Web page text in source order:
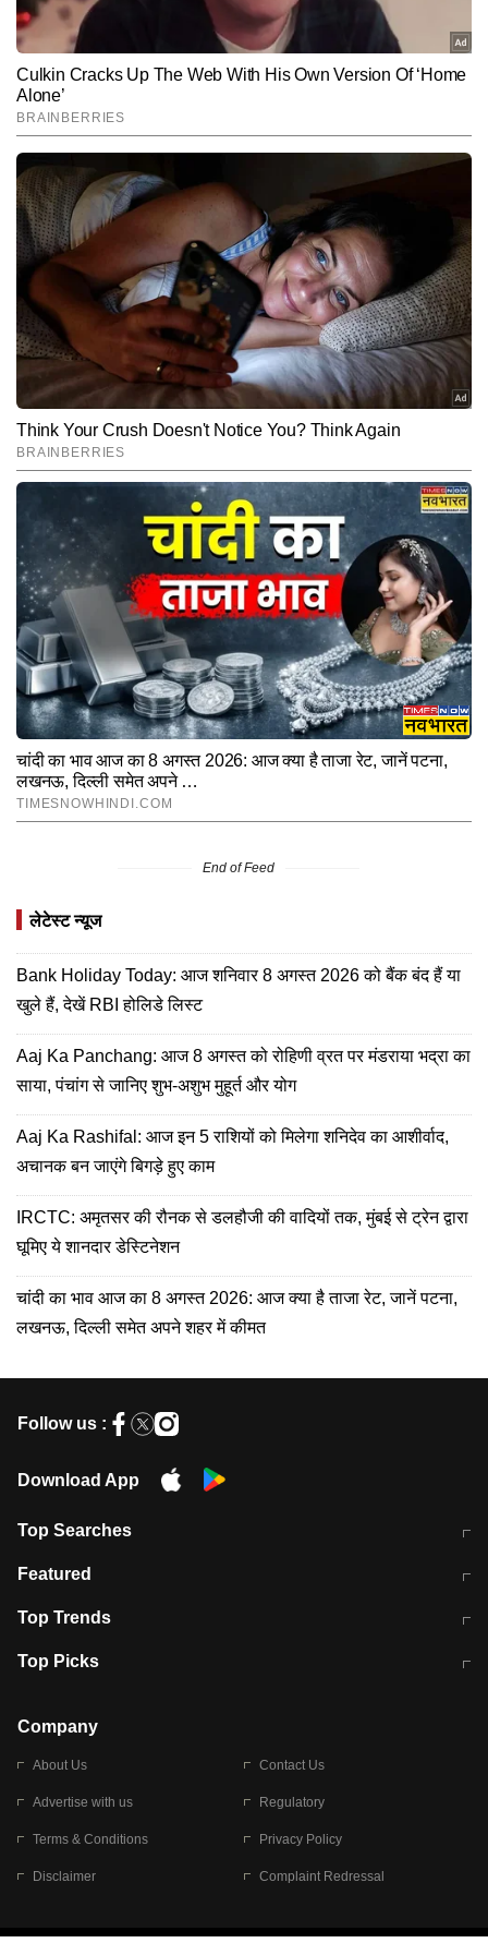
End of Feed
लेटेस्ट न्यूज
Bank Holiday Today: आज शनिवार 8 अगस्त 2026 को बैंक बंद हैं या
खुले हैं, देखें RBI होलिडे लिस्ट
Aaj Ka Panchang: आज 8 अगस्त को रोहिणी व्रत पर मंडराया भद्रा का
साया, पंचांग से जानिए शुभ-अशुभ मुहूर्त और योग
Aaj Ka Rashifal: आज इन 5 राशियों को मिलेगा शनिदेव का आशीर्वाद,
अचानक बन जाएंगे बिगड़े हुए काम
IRCTC: अमृतसर की रौनक से डलहौजी की वादियों तक, मुंबई से ट्रेन द्वारा
घूमिए ये शानदार डेस्टिनेशन
चांदी का भाव आज का 8 अगस्त 2026: आज क्या है ताजा रेट, जानें पटना,
लखनऊ, दिल्ली समेत अपने शहर में कीमत
Follow us :
Download App
Top Searches
मुंबई में लगे 'जेन जी' के पोस्टर, लिखा- 'मैं
Featured
10 अगस्त को विधानसभा का घेराव करेंगे
Top Trends
RBI का नया नियम: अब बैंकों को अपनी सभी
Top Picks
बारिश की चेतावनी
Company
About Us Contact Us
Advertise with us Regulatory
Terms & Conditions Privacy Policy
Disclaimer Complaint Redressal